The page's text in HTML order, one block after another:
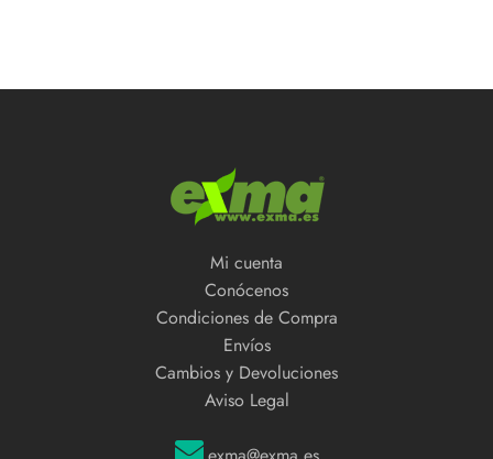
Mi cuenta
Conócenos
Condiciones de Compra
Envíos
Cambios y Devoluciones
Aviso Legal